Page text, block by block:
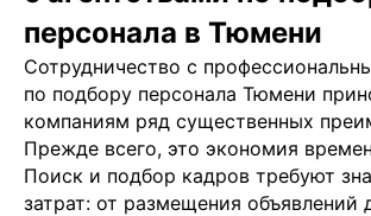
персонала в Тюмени
Сотрудничество с
по подбору персонала Тюмени
компаниям ряд существенных
Прежде всего, это экономия
Поиск и подбор кадров требуют
затрат: от размещения объявлений